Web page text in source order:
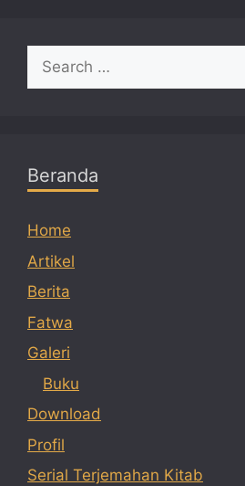
Search
for:
Beranda
Home
Artikel
Berita
Fatwa
Galeri
Buku
Download
Profil
Serial Terjemahan Kitab